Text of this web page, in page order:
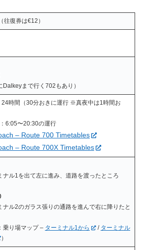
往復券は€12）
Dalkeyまで行く702もあり）
24時間（30分おきに運行 ※真夜中は1時間お
6:05〜20:30の運行
– Route 700 Timetables
– Route 700X Timetables
ナル1を出て左に進み、道路を渡ったところ
ナル2のガラス張りの通路を進んで右に降りたと
乗り場マップ – ターミナル1から / ターミナル
）